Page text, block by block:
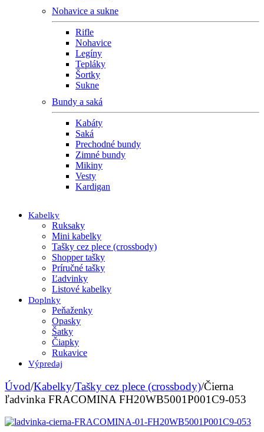
Nohavice a sukne
Rifle
Nohavice
Legíny
Tepláky
Šortky
Sukne
Bundy a saká
Kabáty
Saká
Prechodné bundy
Zimné bundy
Mikiny
Vesty
Kardigan
Kabelky
Ruksaky
Mini kabelky
Tašky cez plece (crossbody)
Shopper tašky
Príručné tašky
Ľadvinky
Listové kabelky
Doplnky
Peňaženky
Opasky
Šatky
Čiapky
Rukavice
Výpredaj
Úvod/Kabelky/Tašky cez plece (crossbody)/Čierna
ľadvinka FRACOMINA FH20WB5001P001C9-053